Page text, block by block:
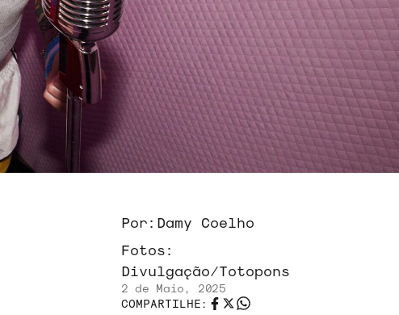
Por: Damy Coelho
Fotos:
Divulgação/Totopons
2 de Maio, 2025
COMPARTILHE: